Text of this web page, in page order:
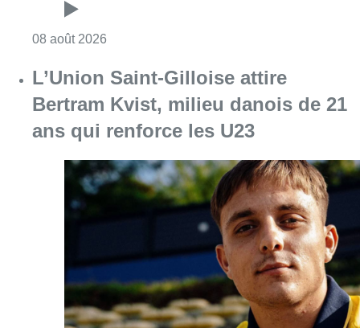
08 août 2026 Consulter l'article "L’Union Saint-Gilloise
Facebook
TwitterWhatsApp
Share
05 février 2018- 20h55